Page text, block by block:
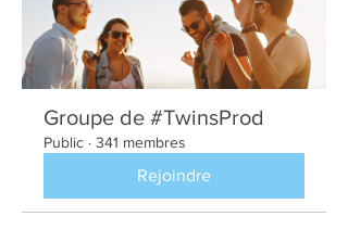
Groupe de #TwinsProd
Public · 341 membres
Rejoindre